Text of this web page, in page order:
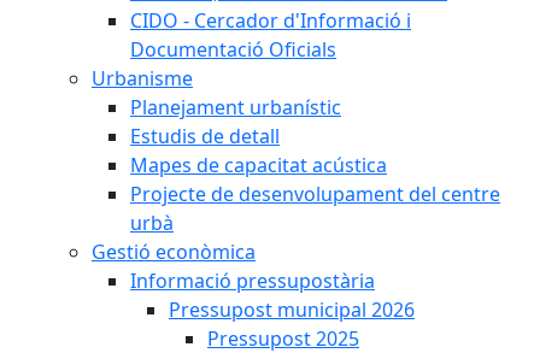
CIDO - Cercador d'Informació i
Documentació Oficials
Urbanisme
Planejament urbanístic
Estudis de detall
Mapes de capacitat acústica
Projecte de desenvolupament del centre
urbà
Gestió econòmica
Informació pressupostària
Pressupost municipal 2026
Pressupost 2025